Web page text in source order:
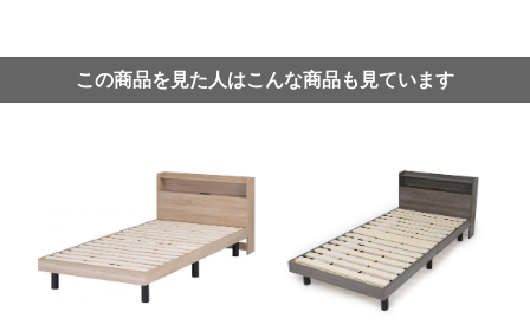
この商品を見た人はこんな商品も見ています